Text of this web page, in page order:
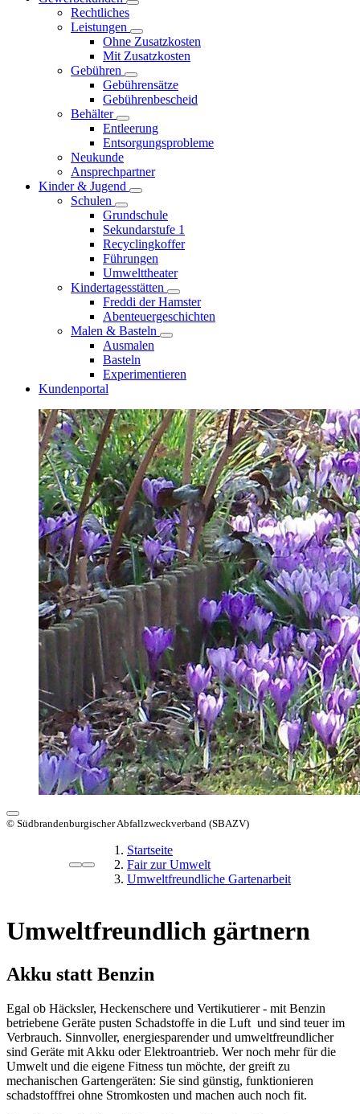
Rechtliches
Leistungen
Ohne Zusatzkosten
Mit Zusatzkosten
Gebühren
Gebührensätze
Gebührenbescheid
Behälter
Entleerung
Entsorgungsprobleme
Neukunde
Ansprechpartner
Kinder & Jugend
Schulen
Grundschule
Sekundarstufe 1
Recyclingkoffer
Führungen
Umwelttheater
Kindertagesstätten
Freddi der Hamster
Abenteuergeschichten
Malen & Basteln
Ausmalen
Basteln
Experimentieren
Kundenportal
© Südbrandenburgischer Abfallzweckverband (SBAZV)
Startseite
Fair zur Umwelt
Umweltfreundliche Gartenarbeit
Umweltfreundlich gärtnern
Akku statt Benzin
Egal ob Häcksler, Heckenschere und Vertikutierer - mit Benzin
betriebene Geräte pusten Schadstoffe in die Luft und sind teuer im
Verbrauch. Sinnvoller, energiesparender und umweltfreundlicher
sind Geräte mit Akku oder Elektroantrieb. Wer noch mehr für die
Umwelt und die eigene Fitness tun möchte, der greift zu
mechanischen Gartengeräten: Sie sind günstig, funktionieren
schadstofffrei ohne Stromkosten und machen auch noch fit.